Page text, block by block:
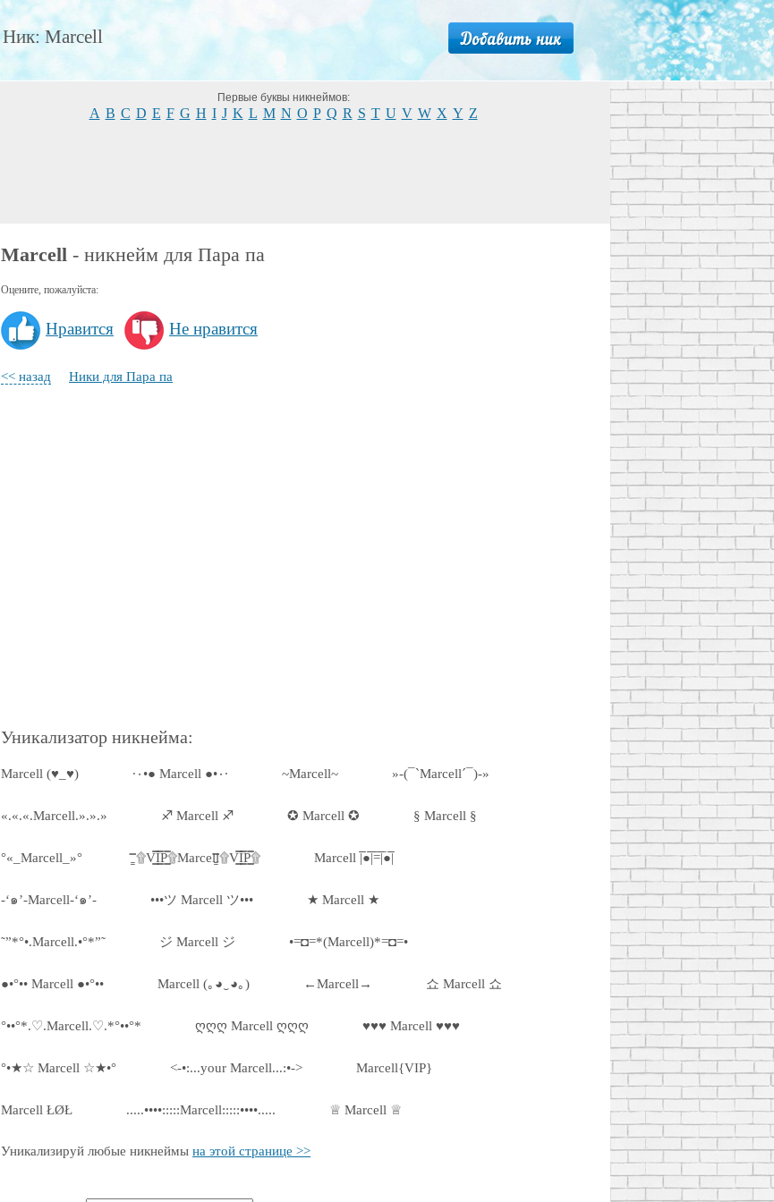
Ник: Marcell
Первые буквы никнеймов:
A B C D E F G H I J K L M N O P Q R S T U V W X Y Z
Marcell - никнейм для Пара па
Оцените, пожалуйста:
Нравится Не нравится
<< назад Ники для Пара па
Уникализатор никнейма:
Marcell (♥_♥) ·٠•● Marcell ●•٠· ~Marcell~ »-(¯`Marcell´¯)-»
«.«.«.Marcell.».».» ♐ Marcell ♐ ✪ Marcell ✪ § Marcell §
°«_Marcell_»° ۩͇̿V͇̿I͇̿P͇̿۩Marcell۩͇̿V͇̿I͇̿P͇̿۩ Marcell |̅̅●̅̅|̅̅=̅̅|̅●̅̅|
-‘๑’-Marcell-‘๑’- •••ツ Marcell ツ••• ★ Marcell ★
˜”*°•.Marcell.•°*”˜ ジ Marcell ジ •=◘=*(Marcell)*=◘=•
●•°•• Marcell ●•°•• Marcell (｡◕‿◕｡) ←Marcell→ 쇼 Marcell 쇼
°••°*.♡.Marcell.♡.*°••°* ღღღ Marcell ღღღ ♥♥♥ Marcell ♥♥♥
°•★☆ Marcell ☆★•° <-•:...your Marcell...:•-> Marcell{VIP}
Marcell ŁØŁ .....••••:::::Marcell:::::••••..... ♕ Marcell ♕
Уникализируй любые никнеймы на этой странице >>